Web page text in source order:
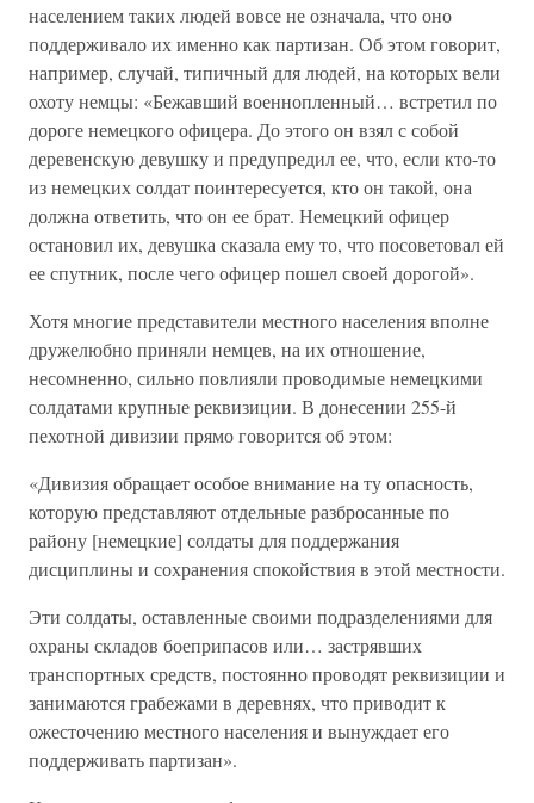
населением таких людей вовсе не означала, что оно
поддерживало их именно как партизан. Об этом говорит,
например, случай, типичный для людей, на которых вели
охоту немцы: «Бежавший военнопленный… встретил по
дороге немецкого офицера. До этого он взял с собой
деревенскую девушку и предупредил ее, что, если кто-то
из немецких солдат поинтересуется, кто он такой, она
должна ответить, что он ее брат. Немецкий офицер
остановил их, девушка сказала ему то, что посоветовал ей
ее спутник, после чего офицер пошел своей дорогой».
Хотя многие представители местного населения вполне
дружелюбно приняли немцев, на их отношение,
несомненно, сильно повлияли проводимые немецкими
солдатами крупные реквизиции. В донесении 255-й
пехотной дивизии прямо говорится об этом:
«Дивизия обращает особое внимание на ту опасность,
которую представляют отдельные разбросанные по
району [немецкие] солдаты для поддержания
дисциплины и сохранения спокойствия в этой местности.
Эти солдаты, оставленные своими подразделениями для
охраны складов боеприпасов или… застрявших
транспортных средств, постоянно проводят реквизиции и
занимаются грабежами в деревнях, что приводит к
ожесточению местного населения и вынуждает его
поддерживать партизан».